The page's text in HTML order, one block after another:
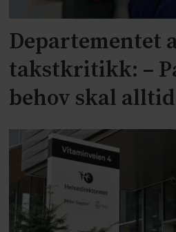
Departementet
takstkritikk: –
behov skal